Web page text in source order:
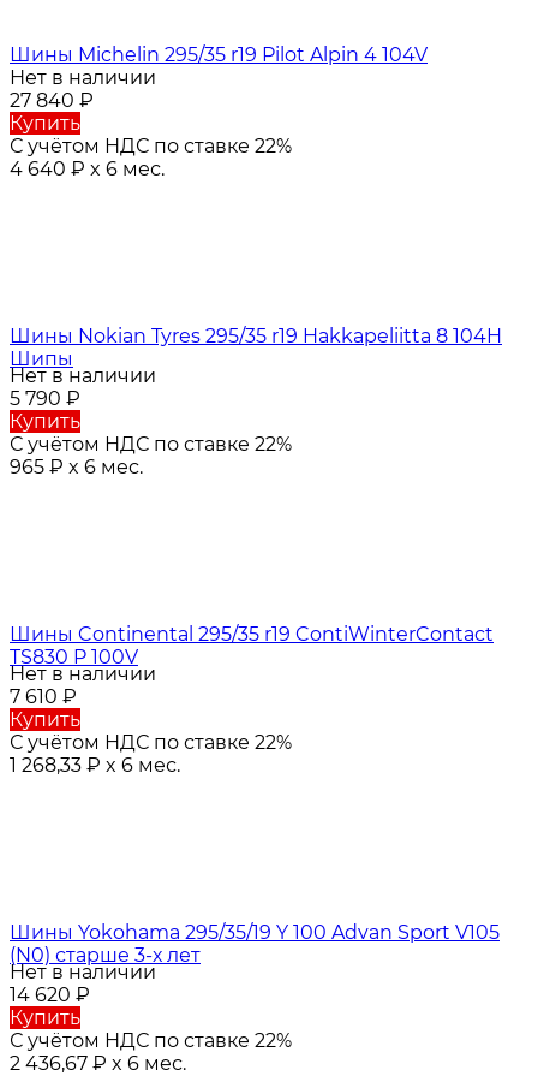
Шины Michelin 295/35 r19 Pilot Alpin 4 104V
Нет в наличии
27 840 ₽
Купить
С учётом НДС по ставке 22%
4 640 ₽ x 6 мес.
Шины Nokian Tyres 295/35 r19 Hakkapeliitta 8 104H
Шипы
Нет в наличии
5 790 ₽
Купить
С учётом НДС по ставке 22%
965 ₽ x 6 мес.
Шины Continental 295/35 r19 ContiWinterContact
TS830 P 100V
Нет в наличии
7 610 ₽
Купить
С учётом НДС по ставке 22%
1 268,33 ₽ x 6 мес.
Шины Yokohama 295/35/19 Y 100 Advan Sport V105
(N0) старше 3-х лет
Нет в наличии
14 620 ₽
Купить
С учётом НДС по ставке 22%
2 436,67 ₽ x 6 мес.